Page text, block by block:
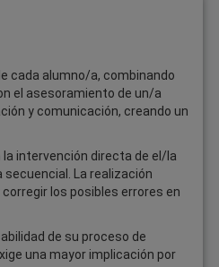
cada alumno/a, combinando
el asesoramiento de un/a
y comunicación, creando un
la intervención directa de el/la
La realización
los posibles errores en
de su proceso de
una mayor implicación por